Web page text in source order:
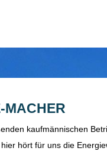
MACHER
kaufmännischen
hört für uns die